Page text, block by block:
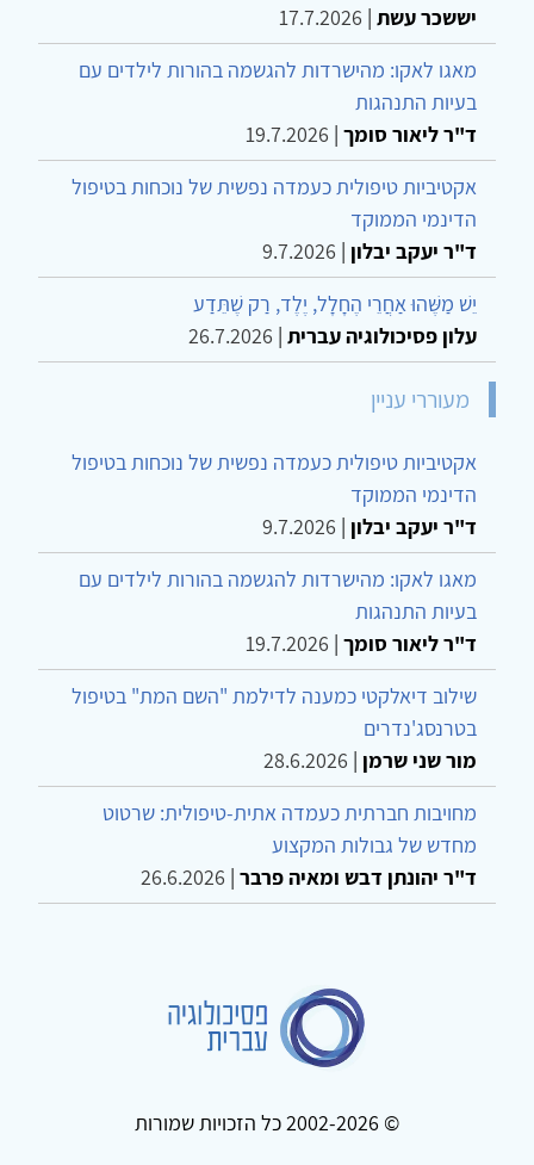
יששכר עשת |
17.7.2026
מאגו לאקו: מהישרדות להגשמה בהורות לילדים עם
בעיות התנהגות
ד"ר ליאור סומך |
19.7.2026
אקטיביות טיפולית כעמדה נפשית של נוכחות בטיפול
הדינמי הממוקד
ד"ר יעקב יבלון |
9.7.2026
יֵשׁ מַשֶּׁהוּ אַחֲרֵי הֶחָלָל, יֶלֶד, רַק שֶׁתֵּדַע
עלון פסיכולוגיה עברית |
26.7.2026
מעוררי עניין
אקטיביות טיפולית כעמדה נפשית של נוכחות בטיפול
הדינמי הממוקד
ד"ר יעקב יבלון |
9.7.2026
מאגו לאקו: מהישרדות להגשמה בהורות לילדים עם
בעיות התנהגות
ד"ר ליאור סומך |
19.7.2026
שילוב דיאלקטי כמענה לדילמת "השם המת" בטיפול
בטרנסג'נדרים
מור שני שרמן |
28.6.2026
מחויבות חברתית כעמדה אתית-טיפולית: שרטוט
מחדש של גבולות המקצוע
ד"ר יהונתן דבש ומאיה פרבר |
26.6.2026
© 2002-2026 כל הזכויות שמורות